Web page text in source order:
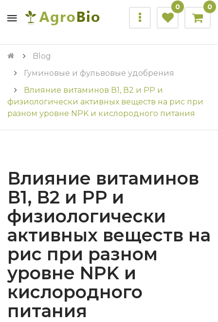
0 0
Blog
Гуминовые и фульвовые удобрения
Влияние витаминов В1, В2 и РР и
физиологически активных веществ на рис при
разном уровне NPK и кислородного питания
Влияние витаминов
В1, В2 и РР и
физиологически
активных веществ на
рис при разном
уровне NPK и
кислородного
питания